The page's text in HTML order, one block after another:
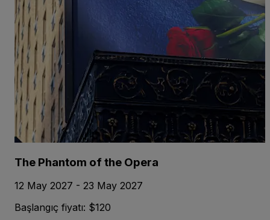
The Phantom of the Opera
12 May 2027 - 23 May 2027
Başlangıç fiyatı: $120